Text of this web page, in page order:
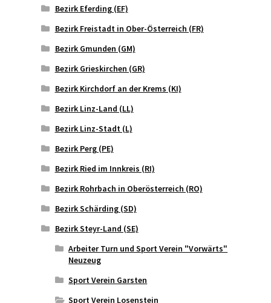
Bezirk Eferding (EF)
Bezirk Freistadt in Ober-Österreich (FR)
Bezirk Gmunden (GM)
Bezirk Grieskirchen (GR)
Bezirk Kirchdorf an der Krems (KI)
Bezirk Linz-Land (LL)
Bezirk Linz-Stadt (L)
Bezirk Perg (PE)
Bezirk Ried im Innkreis (RI)
Bezirk Rohrbach in Oberösterreich (RO)
Bezirk Schärding (SD)
Bezirk Steyr-Land (SE)
Arbeiter Turn und Sport Verein "Vorwärts"
Neuzeug
Sport Verein Garsten
Sport Verein Losenstein